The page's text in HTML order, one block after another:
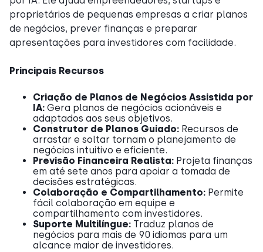
proprietários de pequenas empresas a criar planos
de negócios, prever finanças e preparar
apresentações para investidores com facilidade.
Principais Recursos
Criação de Planos de Negócios Assistida por
IA: Gera planos de negócios acionáveis e
adaptados aos seus objetivos.
Construtor de Planos Guiado: Recursos de
arrastar e soltar tornam o planejamento de
negócios intuitivo e eficiente.
Previsão Financeira Realista: Projeta finanças
em até sete anos para apoiar a tomada de
decisões estratégicas.
Colaboração e Compartilhamento: Permite
fácil colaboração em equipe e
compartilhamento com investidores.
Suporte Multilíngue: Traduz planos de
negócios para mais de 90 idiomas para um
alcance maior de investidores.